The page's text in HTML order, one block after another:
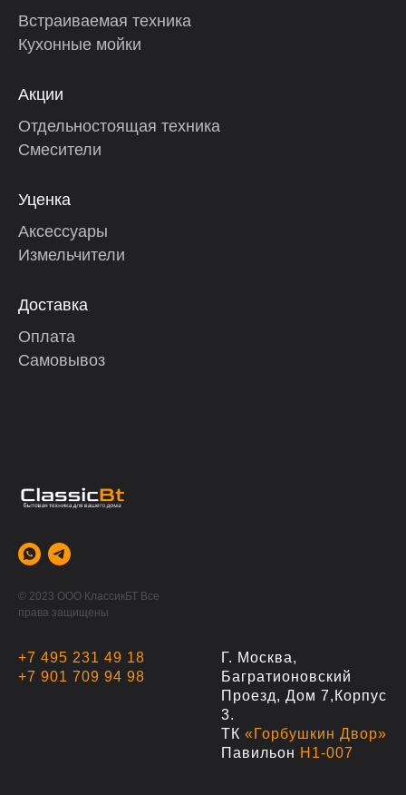
Встраиваемая техника
Кухонные мойки
Акции
Отдельностоящая техника
Смесители
Уценка
Аксессуары
Измельчители
Доставка
Оплата
Самовывоз
© 2023 ООО КлассикБТ Все
права защищены
+7 495 231 49 18
+7 901 709 94 98
Г. Москва,
Багратионовский
Проезд, Дом 7,корпус
3.
ТК «Горбушкин Двор»
Павильон Н1-007